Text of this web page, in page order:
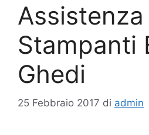
Assistenza
Stampanti
Ghedi
25 Febbraio 2017 di admin